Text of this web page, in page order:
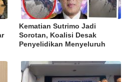
Kematian Sutrimo Jadi
Sorotan, Koalisi Desak
Penyelidikan Menyeluruh